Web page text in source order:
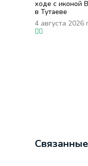
ходе с иконой
в Тутаеве
4 августа 2026